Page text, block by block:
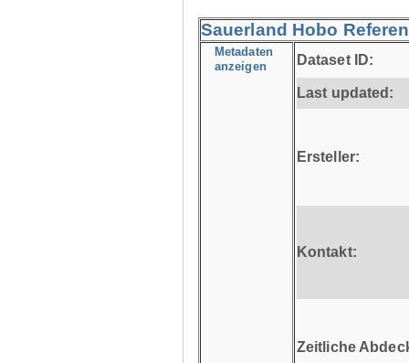
Sauerland Hobo
Metadaten
anzeigen Dataset ID:
Last updated:
Ersteller:
Kontakt:
Zeitliche